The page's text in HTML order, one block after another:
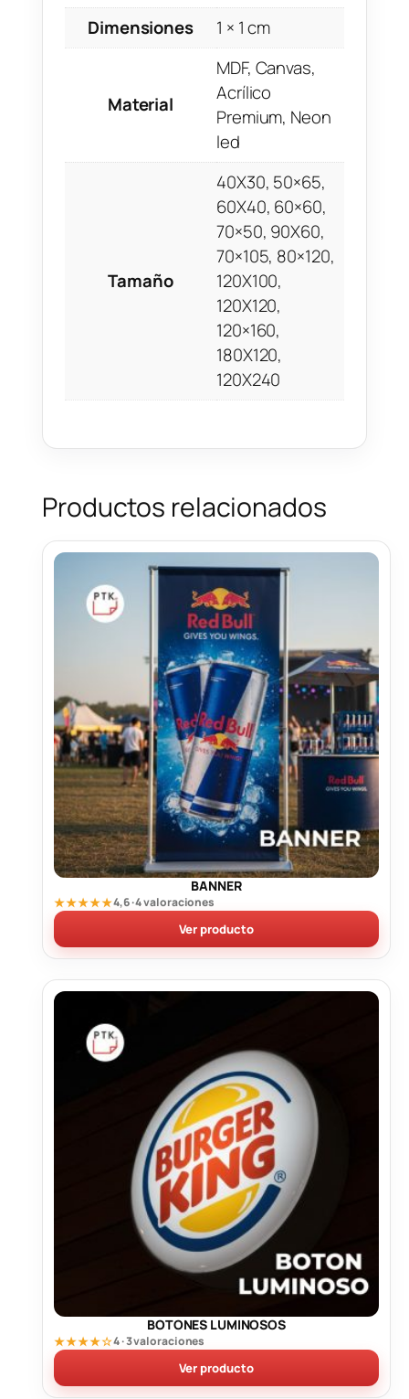
Dimensiones
1 × 1 cm
Material
MDF, Canvas,
Acrílico
Premium, Neon
led
Tamaño
40X30, 50×65,
60X40, 60×60,
70×50, 90X60,
70×105, 80×120,
120X100,
120X120,
120×160,
180X120,
120X240
Productos relacionados
BANNER
★★★★★4,6 · 4 valoraciones
Ver producto
BOTONES LUMINOSOS
★★★★☆4 · 3 valoraciones
Ver producto